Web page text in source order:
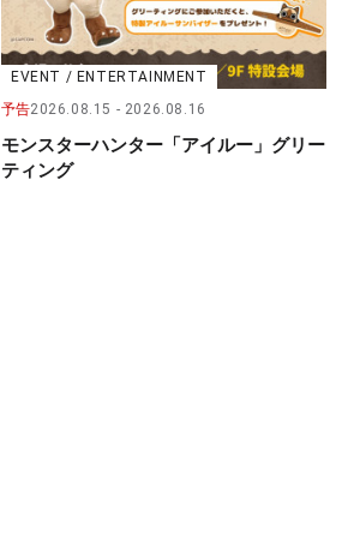
EVENT / ENTERTAINMENT
予告2026.08.15 2026.08.16
モンスターハンター「アイルー」グリー
ティング